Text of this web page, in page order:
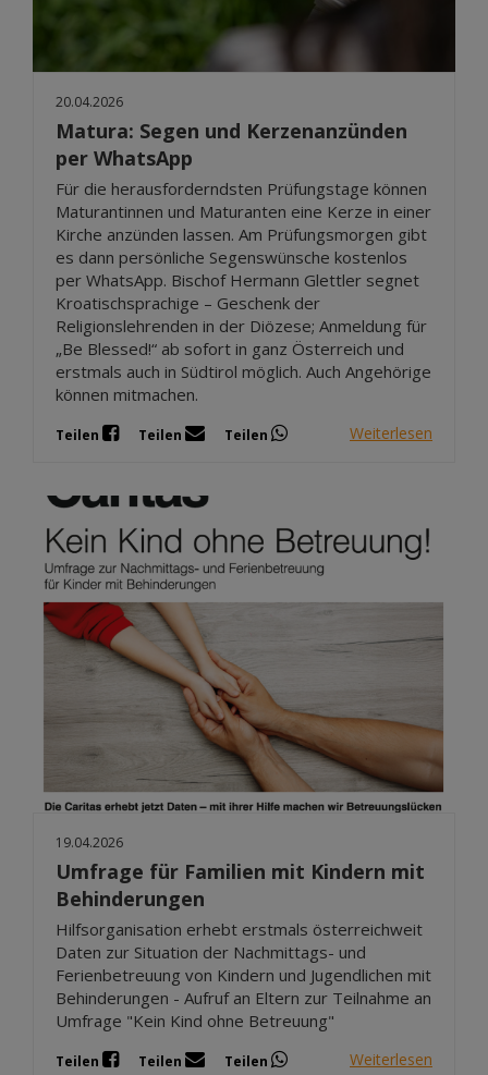
20.04.2026
Matura: Segen und Kerzenanzünden
per WhatsApp
Für die herausforderndsten Prüfungstage können
Maturantinnen und Maturanten eine Kerze in einer
Kirche anzünden lassen. Am Prüfungsmorgen gibt
es dann persönliche Segenswünsche kostenlos
per WhatsApp. Bischof Hermann Glettler segnet
Kroatischsprachige – Geschenk der
Religionslehrenden in der Diözese; Anmeldung für
„Be Blessed!“ ab sofort in ganz Österreich und
erstmals auch in Südtirol möglich. Auch Angehörige
können mitmachen.
Teilen Teilen Teilen Weiterlesen
19.04.2026
Umfrage für Familien mit Kindern mit
Behinderungen
Hilfsorganisation erhebt erstmals österreichweit
Daten zur Situation der Nachmittags- und
Ferienbetreuung von Kindern und Jugendlichen mit
Behinderungen - Aufruf an Eltern zur Teilnahme an
Umfrage "Kein Kind ohne Betreuung"
Teilen Teilen Teilen Weiterlesen